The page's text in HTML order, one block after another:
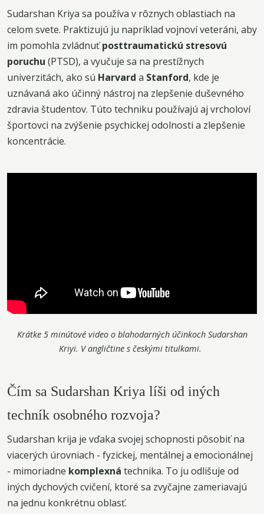
Sudarshan Kriya sa používa v rôznych oblastiach na
celom svete. Praktizujú ju napríklad vojnoví veteráni, aby
im pomohla zvládnuťposttraumatickú stresovú
poruchu (PTSD), a vyučuje sa na prestížnych
univerzitách, ako sú Harvard a Stanford, kde je
uznávaná ako účinný nástroj na zlepšenie duševného
zdravia študentov. Túto techniku používajú aj vrcholoví
športovci na zvýšenie psychickej odolnosti a zlepšenie
koncentrácie.
Krátke 5 minútové video o blahodarných účinkoch Sudarshan
Kriyi. V angličtine s českými titulkami.
Čím sa Sudarshan Kriya líši od iných
techník osobného rozvoja?
Sudarshan krija je vďaka svojej schopnosti pôsobiť na
viacerých úrovniach - fyzickej, mentálnej a emocionálnej
- mimoriadne komplexná technika. To ju odlišuje od
iných dychových cvičení, ktoré sa zvyčajne zameriavajú
na jednu konkrétnu oblasť.